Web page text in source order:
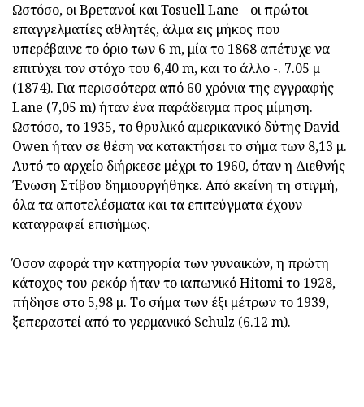
Ωστόσο, οι Βρετανοί και Tosuell Lane - οι πρώτοι
επαγγελματίες αθλητές, άλμα εις μήκος που
υπερέβαινε το όριο των 6 m, μία το 1868 απέτυχε να
επιτύχει τον στόχο του 6,40 m, και το άλλο -. 7.05 μ
(1874). Για περισσότερα από 60 χρόνια της εγγραφής
Lane (7,05 m) ήταν ένα παράδειγμα προς μίμηση.
Ωστόσο, το 1935, το θρυλικό αμερικανικό δύτης David
Owen ήταν σε θέση να κατακτήσει το σήμα των 8,13 μ.
Αυτό το αρχείο διήρκεσε μέχρι το 1960, όταν η Διεθνής
Ένωση Στίβου δημιουργήθηκε. Από εκείνη τη στιγμή,
όλα τα αποτελέσματα και τα επιτεύγματα έχουν
καταγραφεί επισήμως.
Όσον αφορά την κατηγορία των γυναικών, η πρώτη
κάτοχος του ρεκόρ ήταν το ιαπωνικό Hitomi το 1928,
πήδησε στο 5,98 μ. Το σήμα των έξι μέτρων το 1939,
ξεπεραστεί από το γερμανικό Schulz (6.12 m).